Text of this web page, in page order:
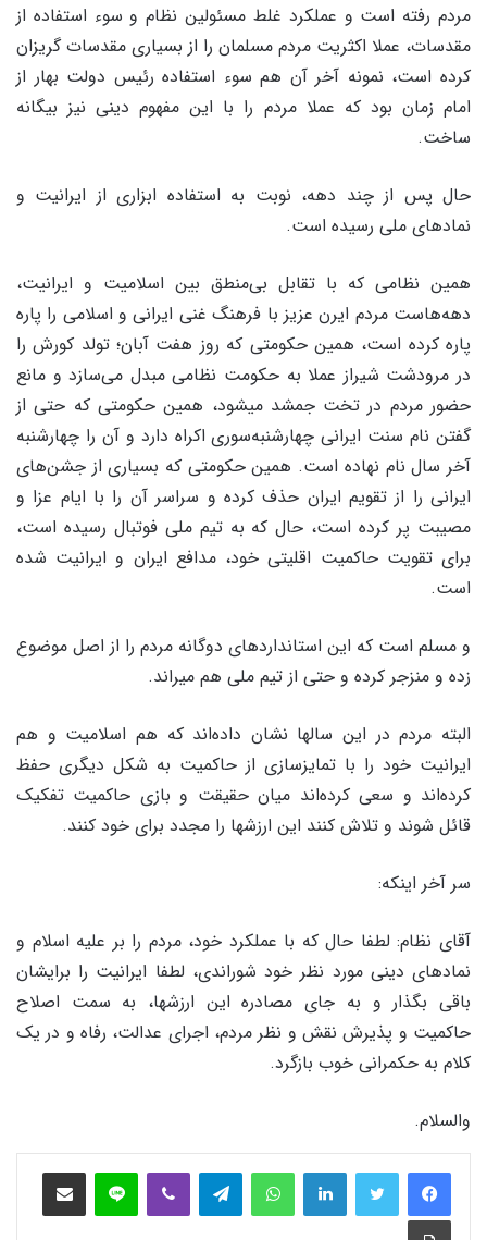
مردم رفته است و عملکرد غلط مسئولین نظام و سوء استفاده از
مقدسات، عملا اکثریت مردم مسلمان را از بسیاری مقدسات گریزان
کرده است، نمونه آخر آن هم سوء استفاده رئیس دولت بهار از
امام زمان بود که عملا مردم را با این مفهوم دینی نیز بیگانه
ساخت.
حال پس از چند دهه، نوبت به استفاده ابزاری از ایرانیت و
نمادهای ملی رسیده است.
همین نظامی که با تقابل بی‏‌منطق بین اسلامیت و ایرانیت،
دهه‏‌هاست مردم ایرن عزیز با فرهنگ غنی ایرانی و اسلامی را پاره
پاره کرده است، همین حکومتی که روز هفت آبان؛ تولد کورش را
در مرودشت شیراز عملا به حکومت نظامی مبدل می‌‏سازد و مانع
حضور مردم در تخت جمشد می‏شود، همین حکومتی که حتی از
گفتن نام سنت ایرانی چهارشنبه‏‌سوری اکراه دارد و آن را چهارشنبه
آخر سال نام نهاده است. همین حکومتی که بسیاری از جشن‏‌های
ایرانی را از تقویم ایران حذف کرده و سراسر آن را با ایام عزا و
مصیبت پر کرده است، حال که به تیم ملی فوتبال رسیده است،
برای تقویت حاکمیت اقلیتی خود، مدافع ایران و ایرانیت شده
است.
و مسلم است که این استانداردهای دوگانه مردم را از اصل موضوع
زده و منزجر کرده و حتی از تیم ملی هم میراند.
البته مردم در این سالها نشان داده‌‏اند که هم اسلامیت و هم
ایرانیت خود را با تمایزسازی از حاکمیت به شکل دیگری حفظ
کرده‏‌اند و سعی کرده‏‌اند میان حقیقت و بازی حاکمیت تفکیک
قائل شوند و تلاش ‏کنند این ارزشها را مجدد برای خود کنند.
سر آخر اینکه:
آقای نظام: لطفا حال که با عملکرد خود، مردم را بر علیه اسلام و
نمادهای دینی مورد نظر خود شوراندی، لطفا ایرانیت را برایشان
باقی بگذار و به جای مصادره این ارزش‏ها، به سمت اصلاح
حاکمیت و پذیرش نقش و نظر مردم، اجرای عدالت، رفاه و در یک
کلام به حکمرانی خوب بازگرد.
والسلام.
فیس بوک لینکدین واتس آپ لاین
چاپ